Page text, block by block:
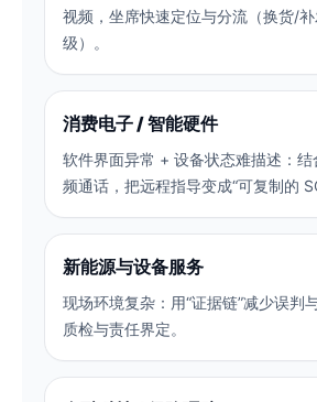
视频，坐席快速定位与分流（换货/
级）。
消费电子 / 智能硬件
软件界面异常 + 设备状态难描述：
频通话，把远程指导变成“可复制的
新能源与设备服务
现场环境复杂：用“证据链”减少误判
质检与责任界定。